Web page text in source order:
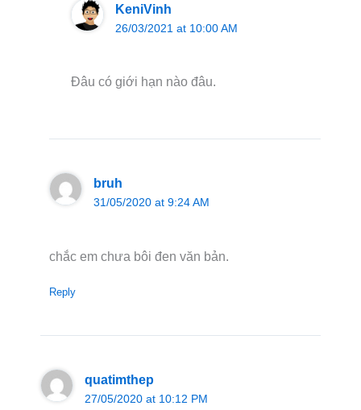
KeniVinh
26/03/2021 at 10:00 AM
Đâu có giới hạn nào đâu.
bruh
31/05/2020 at 9:24 AM
chắc em chưa bôi đen văn bản.
Reply
quatimthep
27/05/2020 at 10:12 PM